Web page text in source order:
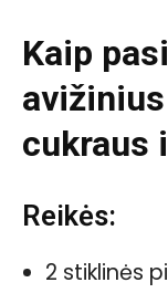
Kaip
cukraus
Reikės:
2 stiklinės